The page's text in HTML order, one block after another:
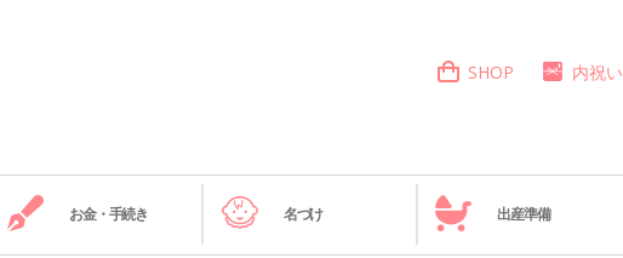
SHOP 内祝い
お金・手続き 名づけ 出産準備